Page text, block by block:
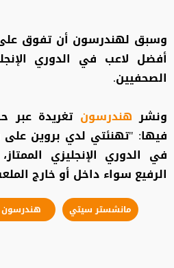
وسبق لهندرسون أن تفوق على
أفضل لاعب في الدوري
الصحفيين.
ونشرهندرسونتغريدة عبر
فيها: "تهنئتي لدي بروين على
في الدوري الإنجليزي
الرفيع سواء داخل أو خارج
مانشستر سيتي هندرسون